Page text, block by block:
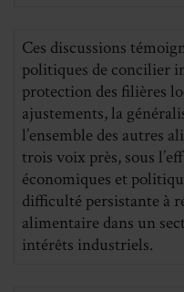
Ces discussions
politiques de concilier
protection des filières
ajustements, la
l’ensemble des autres
trois voix près, sous
économiques et
difficulté persistante à
alimentaire dans un
intérêts industriels.